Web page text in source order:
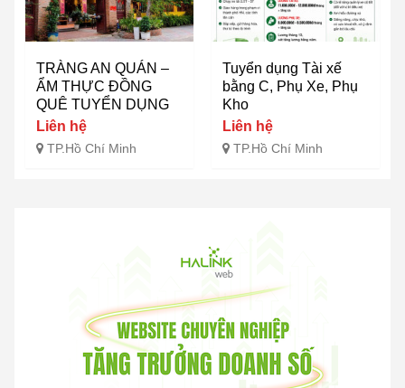
TRÀNG AN QUÁN –
ẨM THỰC ĐỒNG
QUÊ TUYỂN DỤNG
Liên hệ
TP.Hồ Chí Minh
Tuyển dụng Tài xế
bằng C, Phụ Xe, Phụ
Kho
Liên hệ
TP.Hồ Chí Minh